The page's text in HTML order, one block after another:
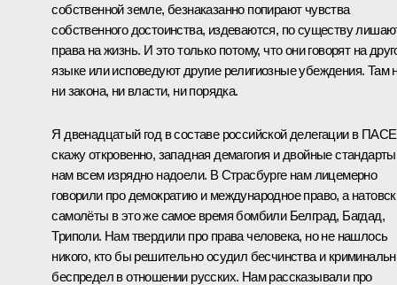
собственной земле, безнаказанно попирают чувства
собственного достоинства, издеваются, по существу
права на жизнь. И это только потому, что они говорят на
языке или исповедуют другие религиозные убеждения. Там
ни закона, ни власти, ни порядка.
Я двенадцатый год в составе российской делегации в
скажу откровенно, западная демагогия и двойные стандарты
нам всем изрядно надоели. В Страсбурге нам лицемерно
говорили про демократию и международное право, а
самолёты в это же самое время бомбили Белград, Багдад,
Триполи. Нам твердили про права человека, но не нашлось
никого, кто бы решительно осудил бесчинства и
беспредел в отношении русских. Нам рассказывали про